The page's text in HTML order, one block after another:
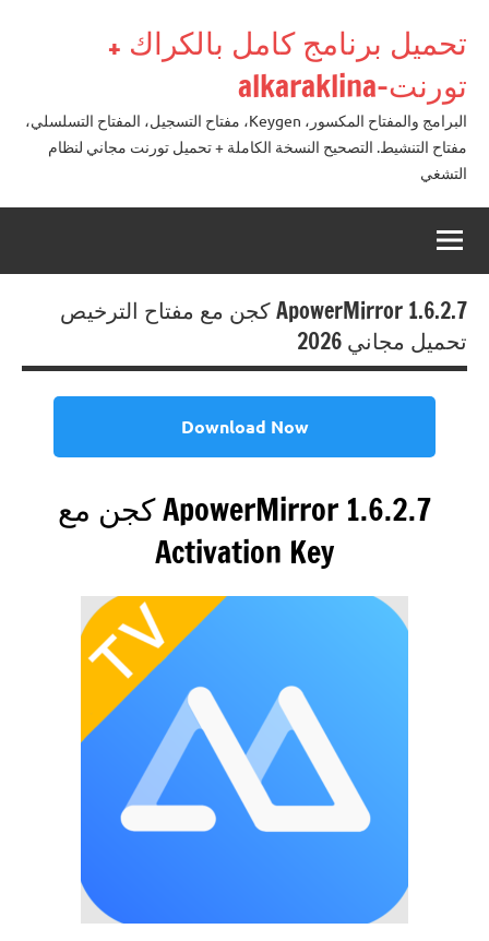
تحميل برنامج كامل بالكراك +
تورنت-alkaraklina
البرامج والمفتاح المكسور، Keygen، مفتاح التسجيل، المفتاح التسلسلي،
مفتاح التنشيط. التصحيح النسخة الكاملة + تحميل تورنت مجاني لنظام
التشغي
ApowerMirror 1.6.2.7 كجن مع مفتاح الترخيص
تحميل مجاني 2026
Download Now
ApowerMirror 1.6.2.7 كجن مع
Activation Key